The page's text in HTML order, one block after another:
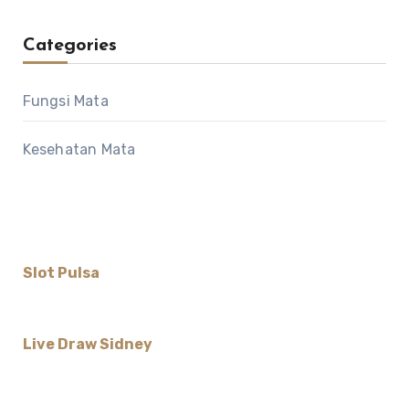
Categories
Fungsi Mata
Kesehatan Mata
Slot Pulsa
Live Draw Sidney